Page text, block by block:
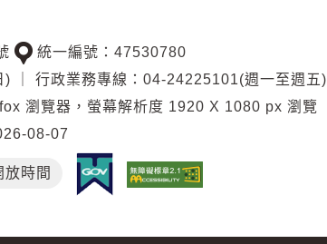
交
位
置
統一編號：47530780
)
行政業務專線：04-24225101(週一至週五)
瀏覽器，螢幕解析度 1920 X 1080 px 瀏覽
08-07
放時間